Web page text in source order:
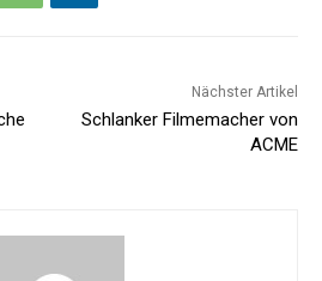
Nächster Artikel
Schlanker Filmemacher von
ACME